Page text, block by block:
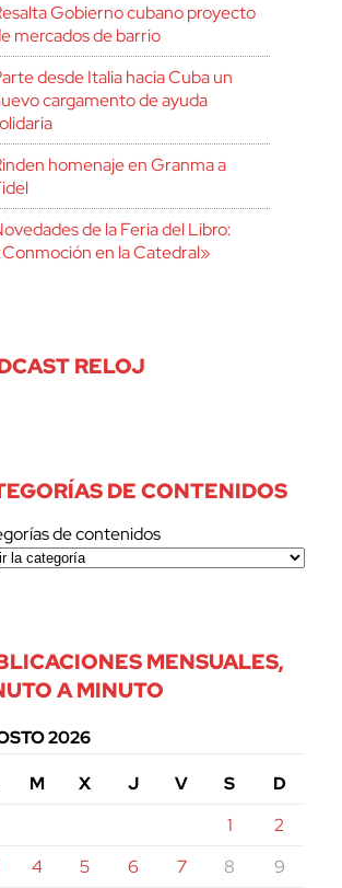
Gobierno cubano proyecto
mercados de barrio
desde Italia hacia Cuba un
cargamento de ayuda
homenaje en Granma a
de la Feria del Libro:
en la Catedral»
RELOJ
DE CONTENIDOS
de contenidos
MENSUALES,
A MINUTO
2026
M X J V S
D
1
2
4 5 6 7 8
9